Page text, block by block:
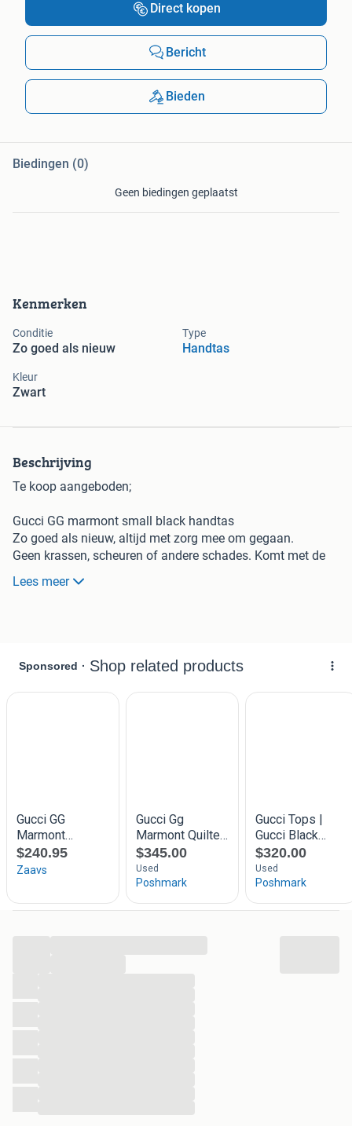
Kenmerken
Conditie
Zo goed als nieuw
Type
Handtas
Kleur
Zwart
Beschrijving
Te koop aangeboden;
Gucci GG marmont small black handtas
Zo goed als nieuw, altijd met zorg mee om gegaan.
Geen krassen, scheuren of andere schades. Komt met de
originele doos en omhoes.
Lees meer
Direct kopen
Bericht
Bieden
Biedingen (0)
Geen biedingen geplaatst